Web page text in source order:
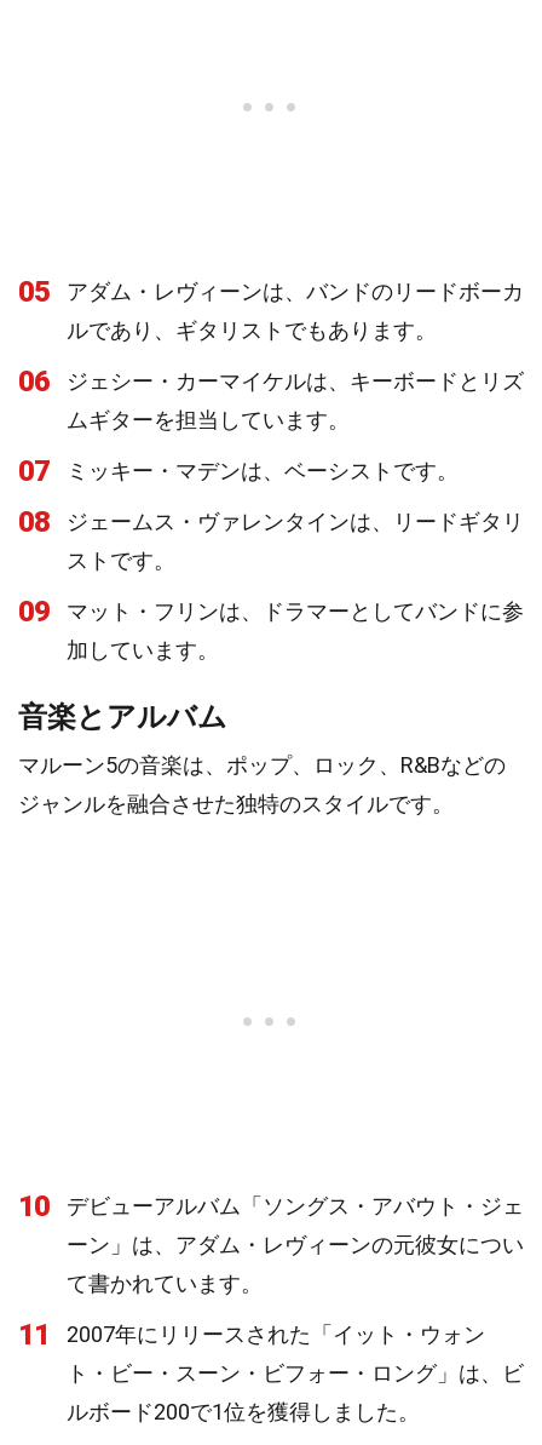
05
アダム・レヴィーンは、バンドのリードボーカ
ルであり、ギタリストでもあります。
06
ジェシー・カーマイケルは、キーボードとリズ
ムギターを担当しています。
07 ミッキー・マデンは、ベーシストです。
08
ジェームス・ヴァレンタインは、リードギタリ
ストです。
09
マット・フリンは、ドラマーとしてバンドに参
加しています。
音楽とアルバム
マルーン5の音楽は、ポップ、ロック、R&Bなどの
ジャンルを融合させた独特のスタイルです。
10
デビューアルバム「ソングス・アバウト・ジェ
ーン」は、アダム・レヴィーンの元彼女につい
て書かれています。
11
2007年にリリースされた「イット・ウォン
ト・ビー・スーン・ビフォー・ロング」は、ビ
ルボード200で1位を獲得しました。